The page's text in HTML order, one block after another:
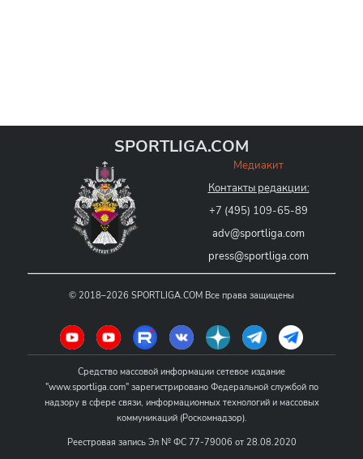
SPORTLIGA.COM
Медиакит
Контакты редакции:
+7 (495) 109-65-89
adv@sportliga.com
press@sportliga.com
© 2018–2026 SPORTLIGA.COM Все права защищены
Средство массовой информации сетевое издание
"www.sportliga.com" зарегистрировано Федеральной службой по
надзору в сфере связи, информационных технологий и массовых
коммуникаций (Роскомнадзор).
Реестровая запись Эл № ФС 77-79006 от 28.08.2020